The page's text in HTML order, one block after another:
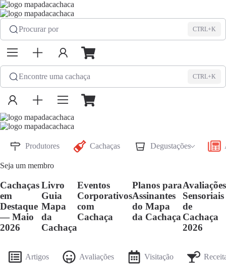
Procurar por CTRL+K
Encontre uma cachaça CTRL+K
Produtores Cachaças Degustações
Seja um membro
Cachaças
em
Destaque
— Maio
2026
Livro
Guia
Mapa
da
Cachaça
Eventos
Corporativos
com
Cachaça
Planos para
Assinantes
do Mapa
da Cachaça
Avaliações
Sensoriais
de
Cachaça
2026
Artigos Avaliações Visitação